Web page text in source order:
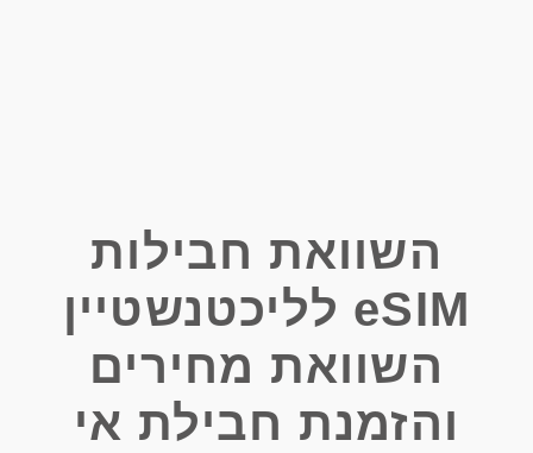
השוואת חבילות
eSIM לליכטנשטיין
השוואת מחירים
והזמנת חבילת אי